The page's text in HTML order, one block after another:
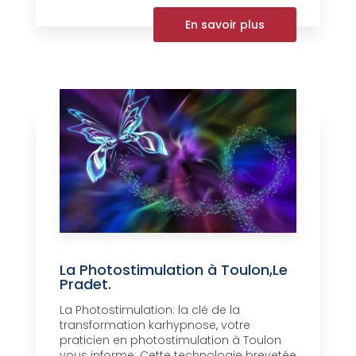
En savoir plus
La Photostimulation à Toulon,Le
Pradet.
La Photostimulation: la clé de la
transformation karhypnose, votre
praticien en photostimulation à Toulon